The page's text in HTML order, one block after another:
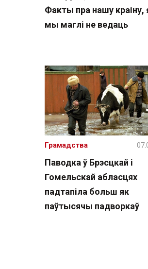
Факты пра нашу краіну,
мы маглі не ведаць
Паводка ў Брэсцкай і
Гомельскай абласцях
падтапіла больш як
паўтысячы падворкаў
Грамадства